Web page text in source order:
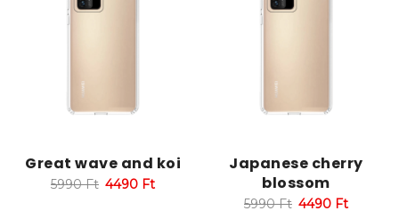
Great wave and koi
5990Ft 4490 Ft
Japanese cherry
blossom
5990Ft 4490 Ft